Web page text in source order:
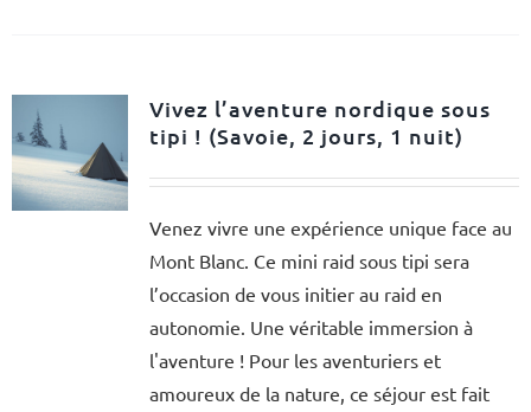
Vivez l’aventure nordique sous
tipi ! (Savoie, 2 jours, 1 nuit)
Venez vivre une expérience unique face au
Mont Blanc. Ce mini raid sous tipi sera
l’occasion de vous initier au raid en
autonomie. Une véritable immersion à
l'aventure ! Pour les aventuriers et
amoureux de la nature, ce séjour est fait